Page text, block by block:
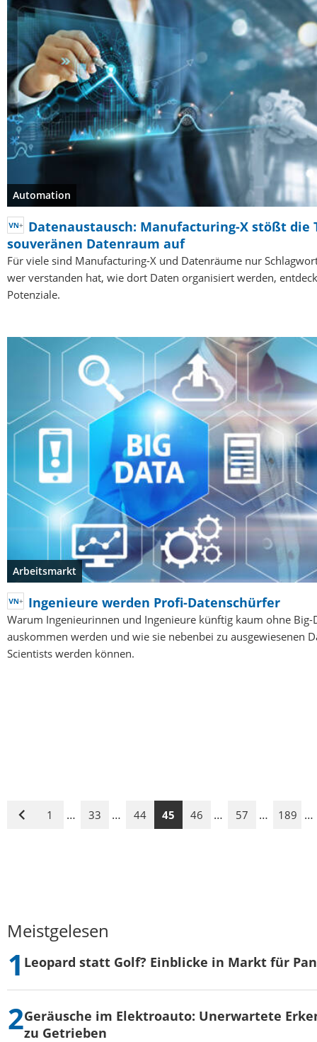
Automation
Datenaustausch: Manufacturing-X stößt die
souveränen Datenraum auf
Für viele sind Manufacturing-X und Datenräume nur
wer verstanden hat, wie dort Daten organisiert werden,
Potenziale.
Arbeitsmarkt
Ingenieure werden Profi-Datenschürfer
Warum Ingenieurinnen und Ingenieure künftig kaum ohne Big-
auskommen werden und wie sie nebenbei zu ausgewiesenen
Scientists werden können.
Vorige
1 … 33 … 44 45 46 … 57 … 189 …
Meistgelesen
Leopard statt Golf? Einblicke in Markt für
Geräusche im Elektroauto: Unerwartete
zu Getrieben